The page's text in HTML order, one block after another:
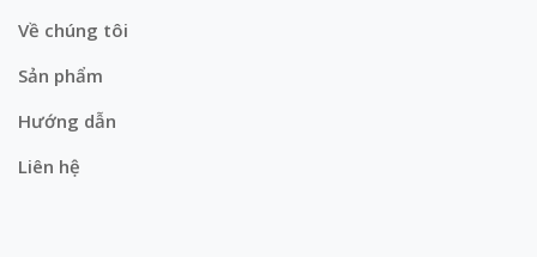
Về chúng tôi
Sản phẩm
Hướng dẫn
Liên hệ